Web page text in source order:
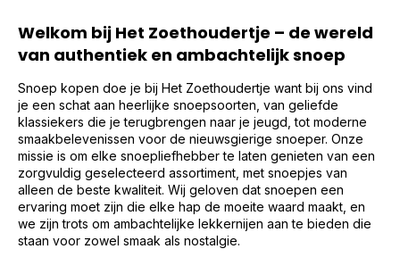
Welkom bij Het Zoethoudertje – de wereld
van authentiek en ambachtelijk snoep
Snoep kopen doe je bij Het Zoethoudertje want bij ons vind
je een schat aan heerlijke snoepsoorten, van geliefde
klassiekers die je terugbrengen naar je jeugd, tot moderne
smaakbelevenissen voor de nieuwsgierige snoeper. Onze
missie is om elke snoepliefhebber te laten genieten van een
zorgvuldig geselecteerd assortiment, met snoepjes van
alleen de beste kwaliteit. Wij geloven dat snoepen een
ervaring moet zijn die elke hap de moeite waard maakt, en
we zijn trots om ambachtelijke lekkernijen aan te bieden die
staan voor zowel smaak als nostalgie.